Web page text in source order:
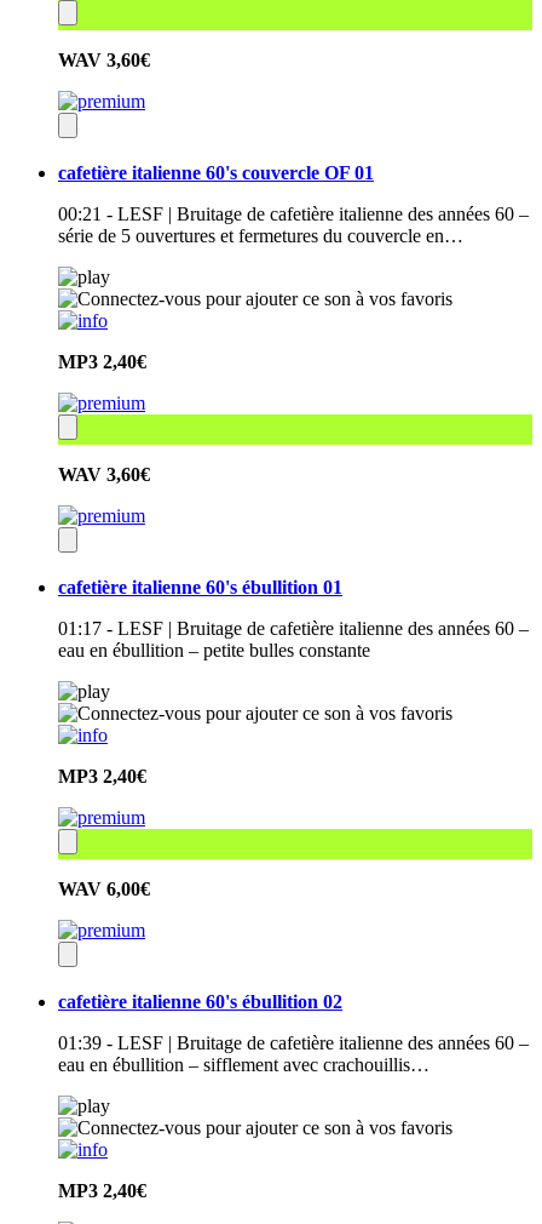
WAV 3,60€
cafetière italienne 60's couvercle OF 01
00:21 - LESF | Bruitage de cafetière italienne des années 60 –
série de 5 ouvertures et fermetures du couvercle en…
MP3 2,40€
WAV 3,60€
cafetière italienne 60's ébullition 01
01:17 - LESF | Bruitage de cafetière italienne des années 60 –
eau en ébullition – petite bulles constante
MP3 2,40€
WAV 6,00€
cafetière italienne 60's ébullition 02
01:39 - LESF | Bruitage de cafetière italienne des années 60 –
eau en ébullition – sifflement avec crachouillis…
MP3 2,40€